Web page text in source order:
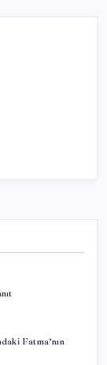
Fatma’nın